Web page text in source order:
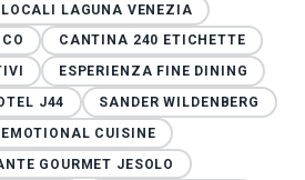
LAGUNA VENEZIA
CANTINA 240 ETICHETTE
ESPERIENZA FINE DINING
J44
SANDER WILDENBERG
CUISINE
GOURMET JESOLO